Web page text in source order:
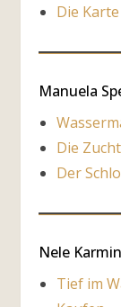
Die
Manuela
Die Zucht
Der
Nele
Tief im